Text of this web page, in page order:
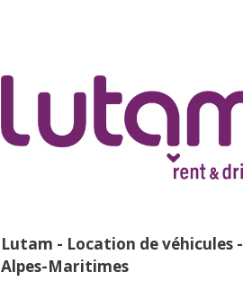
Lutam - Location de véhicules -
Alpes-Maritimes